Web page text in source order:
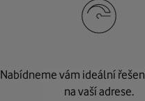
Nabídneme vám ideální
na vaší adrese.